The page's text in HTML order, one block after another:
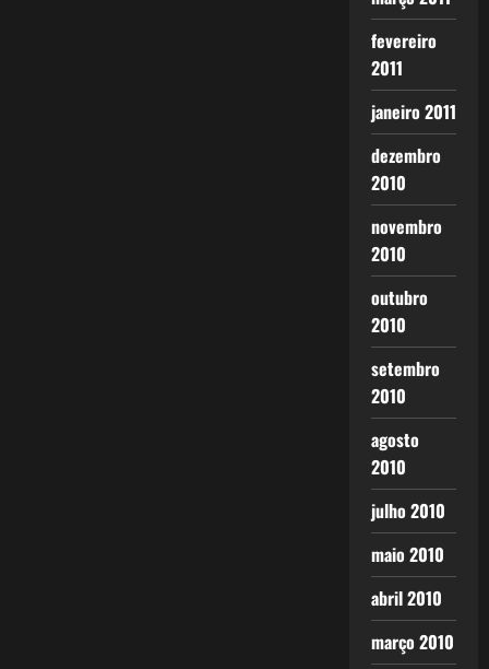
fevereiro
2011
janeiro 2011
dezembro
2010
novembro
2010
outubro
2010
setembro
2010
agosto
2010
julho 2010
maio 2010
abril 2010
março 2010